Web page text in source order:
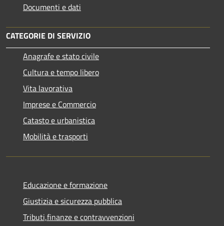
Documenti e dati
CATEGORIE DI SERVIZIO
Anagrafe e stato civile
Cultura e tempo libero
Vita lavorativa
Imprese e Commercio
Catasto e urbanistica
Mobilità e trasporti
Educazione e formazione
Giustizia e sicurezza pubblica
Tributi,finanze e contravvenzioni